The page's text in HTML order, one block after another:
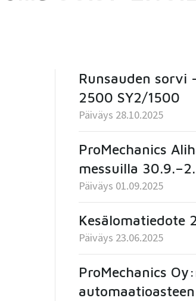
Runsauden sorvi
2500 SY2/1500
Päiväys 28.10.2025
ProMechanics
messuilla
Päiväys 01.09.2025
Kesälomatiedote
Päiväys 23.06.2025
ProMechanics
automaatioasteen